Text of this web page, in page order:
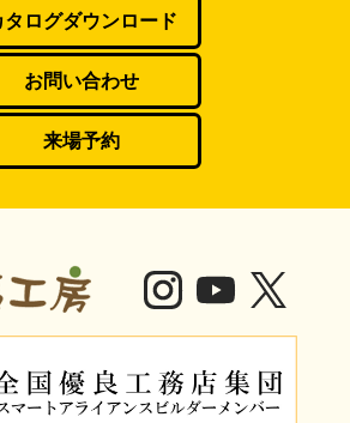
タログダウンロード
お問い合わせ
来場予約